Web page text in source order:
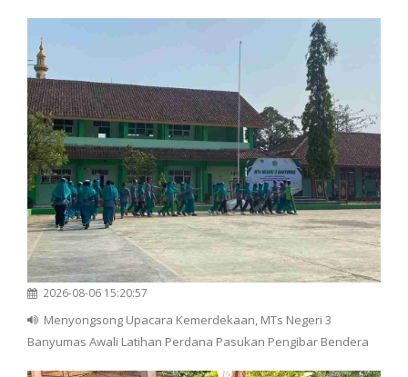
2026-08-06 15:20:57
Menyongsong Upacara Kemerdekaan, MTs Negeri 3
Banyumas Awali Latihan Perdana Pasukan Pengibar Bendera